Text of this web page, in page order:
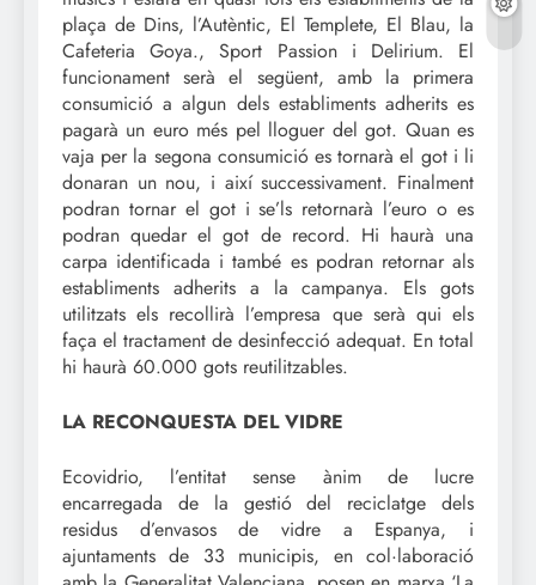
plaça de Dins, l’Autèntic, El Templete, El Blau, la
Cafeteria Goya., Sport Passion i Delirium. El
funcionament serà el següent, amb la primera
consumició a algun dels establiments adherits es
pagarà un euro més pel lloguer del got. Quan es
vaja per la segona consumició es tornarà el got i li
donaran un nou, i així successivament. Finalment
podran tornar el got i se’ls retornarà l’euro o es
podran quedar el got de record. Hi haurà una
carpa identificada i també es podran retornar als
establiments adherits a la campanya. Els gots
utilitzats els recollirà l’empresa que serà qui els
faça el tractament de desinfecció adequat. En total
hi haurà 60.000 gots reutilitzables.
LA RECONQUESTA DEL VIDRE
Ecovidrio, l’entitat sense ànim de lucre
encarregada de la gestió del reciclatge dels
residus d’envasos de vidre a Espanya, i
ajuntaments de 33 municipis, en col·laboració